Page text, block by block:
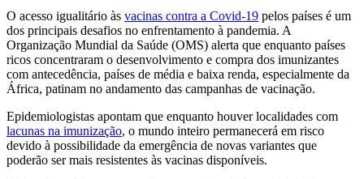
O acesso igualitário às vacinas contra a Covid-19 pelos países é um
dos principais desafios no enfrentamento à pandemia. A
Organização Mundial da Saúde (OMS) alerta que enquanto países
ricos concentraram o desenvolvimento e compra dos imunizantes
com antecedência, países de média e baixa renda, especialmente da
África, patinam no andamento das campanhas de vacinação.
Epidemiologistas apontam que enquanto houver localidades com
lacunas na imunização, o mundo inteiro permanecerá em risco
devido à possibilidade da emergência de novas variantes que
poderão ser mais resistentes às vacinas disponíveis.